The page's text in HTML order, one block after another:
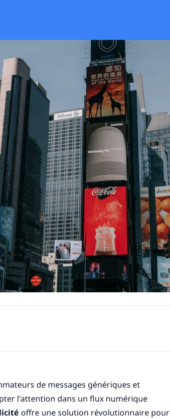
de messages génériques et
l'attention dans un flux numérique
offre une solution révolutionnaire pour